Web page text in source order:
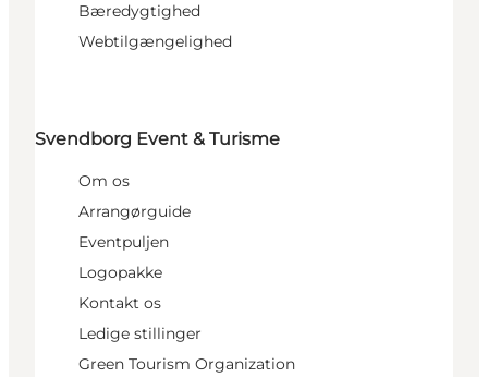
Bæredygtighed
Webtilgængelighed
Svendborg Event & Turisme
Om os
Arrangørguide
Eventpuljen
Logopakke
Kontakt os
Ledige stillinger
Green Tourism Organization